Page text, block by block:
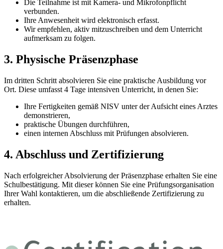
Die Teilnahme ist mit Kamera- und Mikrofonpflicht
verbunden.
Ihre Anwesenheit wird elektronisch erfasst.
Wir empfehlen, aktiv mitzuschreiben und dem Unterricht
aufmerksam zu folgen.
3. Physische Präsenzphase
Im dritten Schritt absolvieren Sie eine praktische Ausbildung vor
Ort. Diese umfasst 4 Tage intensiven Unterricht, in denen Sie:
Ihre Fertigkeiten gemäß NISV unter der Aufsicht eines Arztes
demonstrieren,
praktische Übungen durchführen,
einen internen Abschluss mit Prüfungen absolvieren.
4. Abschluss und Zertifizierung
Nach erfolgreicher Absolvierung der Präsenzphase erhalten Sie eine
Schulbestätigung. Mit dieser können Sie eine Prüfungsorganisation
Ihrer Wahl kontaktieren, um die abschließende Zertifizierung zu
erhalten.